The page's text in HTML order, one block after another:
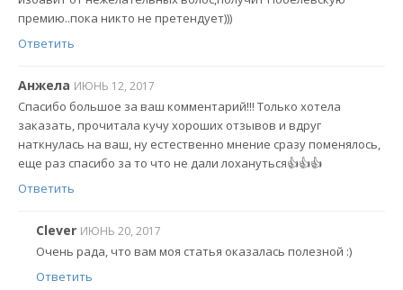
премию..пока никто не претендует)))
Ответить
Анжела ИЮНЬ 12, 2017
Спасибо большое за ваш комментарий!!! Только хотела
заказать, прочитала кучу хороших отзывов и вдруг
наткнулась на ваш, ну естественно мнение сразу поменялось,
еще раз спасибо за то что не дали лохануться👍👍👍
Ответить
Clever ИЮНЬ 20, 2017
Очень рада, что вам моя статья оказалась полезной :)
Ответить